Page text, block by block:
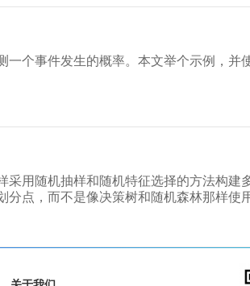
个事件发生的概率。本文举个示例，并
用随机抽样和随机特征选择的方法构建
点，而不是像决策树和随机森林那样使